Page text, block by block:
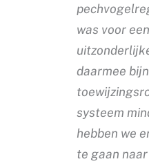
was voor
daarmee
systeem
hebben we
te gaan